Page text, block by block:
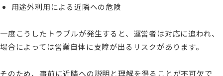
用途外利用による近隣への危険
一度こうしたトラブルが発生すると、運営者は対応に追われ、
場合によっては営業自体に支障が出るリスクがあります。
そのため、事前に近隣への説明と理解を得ることが不可欠で